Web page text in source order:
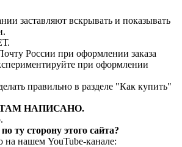
заставляют вскрывать и показывать
России при оформлении заказа
при оформлении
правильно в разделе "Как купить"
ТАМ НАПИСАНО.
ту сторону этого сайта?
нашем YouTube-канале: